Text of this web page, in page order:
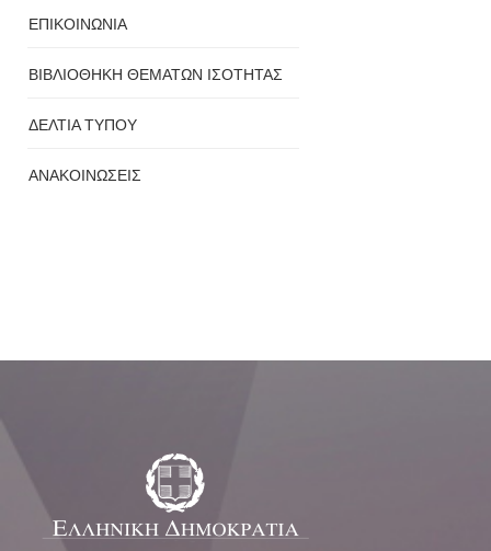
ΕΠΙΚΟΙΝΩΝΙΑ
ΒΙΒΛΙΟΘΗΚΗ ΘΕΜΑΤΩΝ ΙΣΟΤΗΤΑΣ
ΔΕΛΤΙΑ ΤΥΠΟΥ
ΑΝΑΚΟΙΝΩΣΕΙΣ